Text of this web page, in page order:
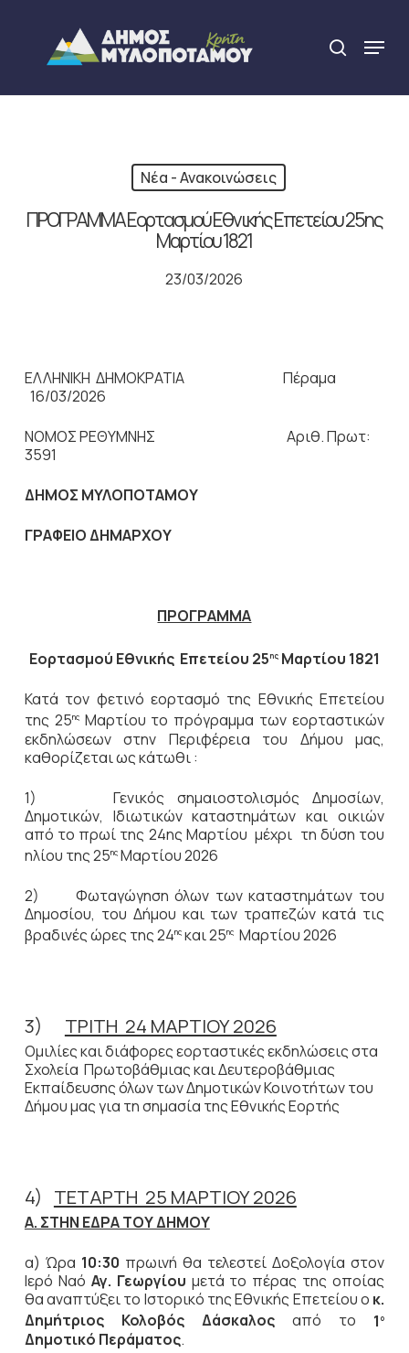
content
search
Menu
Νέα - Ανακοινώσεις
ΠΡΟΓΡΑΜΜΑ Εορτασμού Εθνικής Επετείου 25ης
Μαρτίου 1821
23/03/2026
ΕΛΛΗΝΙΚΗ ΔΗΜΟΚΡΑΤΙΑ Πέραμα
16/03/2026
ΝΟΜΟΣ ΡΕΘΥΜΝΗΣ Αριθ. Πρωτ:
3591
ΔΗΜΟΣ ΜΥΛΟΠΟΤΑΜΟΥ
ΓΡΑΦΕΙΟ ΔΗΜΑΡΧΟΥ
ΠΡΟΓΡΑΜΜΑ
Εορτασμού Εθνικής Επετείου 25ηςΜαρτίου 1821
Κατά τον φετινό εορτασμό της Εθνικής Επετείου
της 25ηςΜαρτίου το πρόγραμμα των εορταστικών
εκδηλώσεων στην Περιφέρεια του Δήμου μας,
καθορίζεται ως κάτωθι :
1) Γενικός σημαιοστολισμός Δημοσίων,
Δημοτικών, Ιδιωτικών καταστημάτων και οικιών
από το πρωί της 24ης Μαρτίου μέχρι τη δύση του
ηλίου της 25ηςΜαρτίου2026
2) Φωταγώγηση όλων των καταστημάτων του
Δημοσίου, του Δήμου και των τραπεζών κατά τις
βραδινές ώρες της 24ηςκαι 25ηςΜαρτίου 2026
3) ΤΡΙΤΗ 24 ΜΑΡΤΙΟΥ 2026
Ομιλίες και διάφορες εορταστικές εκδηλώσεις στα
Σχολεία Πρωτοβάθμιας και Δευτεροβάθμιας
Εκπαίδευσης όλων των Δημοτικών Κοινοτήτων του
Δήμου μας για τη σημασία της Εθνικής Εορτής
4) ΤΕΤΑΡΤΗ 25 ΜΑΡΤΙΟΥ 2026
Α. ΣΤΗΝ ΕΔΡΑ ΤΟΥ ΔΗΜΟΥ
α) Ώρα 10:30 πρωινή θα τελεστεί Δοξολογία στον
Ιερό Ναό Αγ. Γεωργίου μετά το πέρας της οποίας
θα αναπτύξει το Ιστορικό της Εθνικής Επετείου ο κ.
Δημήτριος Κολοβός Δάσκαλοςαπό το 1 ο
Δημοτικό Περάματος.
Close